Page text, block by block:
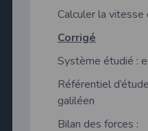
Calculer la vitesse
Corrigé
Système étudié :
Référentiel
Bilan des forces :